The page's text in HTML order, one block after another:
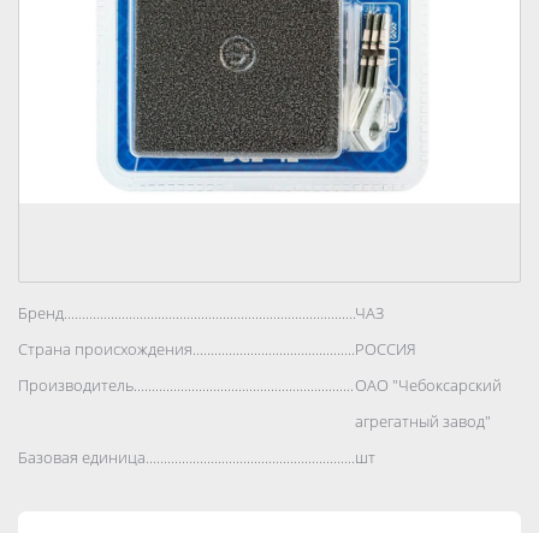
Бренд..................................................................................ЧАЗ
Страна происхождения..................................................................................
РОССИЯ
Производитель..................................................................................ОАО "Чебоксарский
агрегатный завод"
Базовая единица..................................................................................
шт